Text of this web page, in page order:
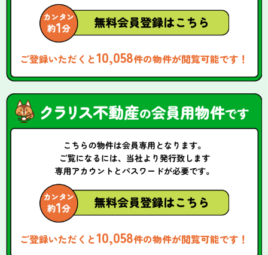
ご登録いただくと10,058件の物件が閲覧可能です！
ご登録いただくと10,058件の物件が閲覧可能です！